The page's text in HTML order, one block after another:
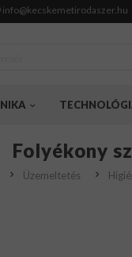
info@kecskemetirodaszer.hu
Folyékony
Üzemeltetés